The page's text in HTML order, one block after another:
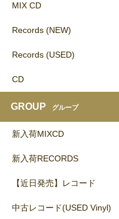
MIX CD
Records (NEW)
Records (USED)
CD
GROUP グループ
新入荷MIXCD
新入荷RECORDS
【近日発売】レコード
中古レコード(USED Vinyl)